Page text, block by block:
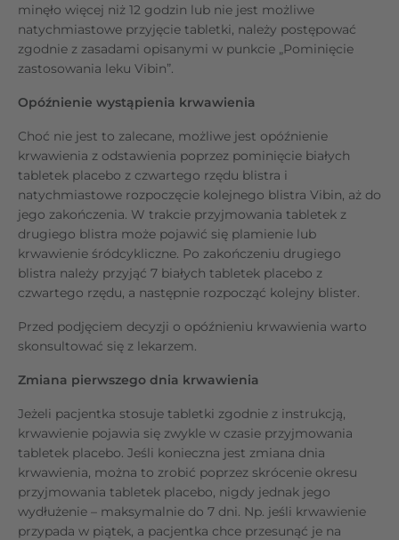
minęło więcej niż 12 godzin lub nie jest możliwe
natychmiastowe przyjęcie tabletki, należy postępować
zgodnie z zasadami opisanymi w punkcie „Pominięcie
zastosowania leku Vibin”.
Opóźnienie wystąpienia krwawienia
Choć nie jest to zalecane, możliwe jest opóźnienie
krwawienia z odstawienia poprzez pominięcie białych
tabletek placebo z czwartego rzędu blistra i
natychmiastowe rozpoczęcie kolejnego blistra Vibin, aż do
jego zakończenia. W trakcie przyjmowania tabletek z
drugiego blistra może pojawić się plamienie lub
krwawienie śródcykliczne. Po zakończeniu drugiego
blistra należy przyjąć 7 białych tabletek placebo z
czwartego rzędu, a następnie rozpocząć kolejny blister.
Przed podjęciem decyzji o opóźnieniu krwawienia warto
skonsultować się z lekarzem.
Zmiana pierwszego dnia krwawienia
Jeżeli pacjentka stosuje tabletki zgodnie z instrukcją,
krwawienie pojawia się zwykle w czasie przyjmowania
tabletek placebo. Jeśli konieczna jest zmiana dnia
krwawienia, można to zrobić poprzez skrócenie okresu
przyjmowania tabletek placebo, nigdy jednak jego
wydłużenie – maksymalnie do 7 dni. Np. jeśli krwawienie
przypada w piątek, a pacjentka chce przesunąć je na